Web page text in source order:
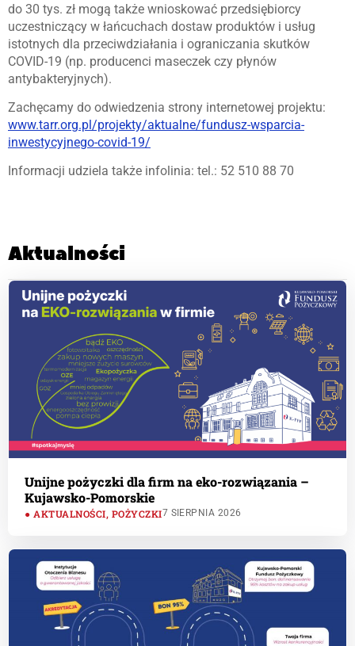
do 30 tys. zł mogą także wnioskować przedsiębiorcy
uczestniczący w łańcuchach dostaw produktów i usług
istotnych dla przeciwdziałania i ograniczania skutków
COVID-19 (np. producenci maseczek czy płynów
antybakteryjnych).
Zachęcamy do odwiedzenia strony internetowej projektu:
www.tarr.org.pl/projekty/aktualne/fundusz-wsparcia-
inwestycyjnego-covid-19/
Informacji udziela także infolinia: tel.: 52 510 88 70
Aktualności
Unijne pożyczki dla firm na eko-rozwiązania –
Kujawsko-Pomorskie
AKTUALNOŚCI, POŻYCZKI7 SIERPNIA 2026